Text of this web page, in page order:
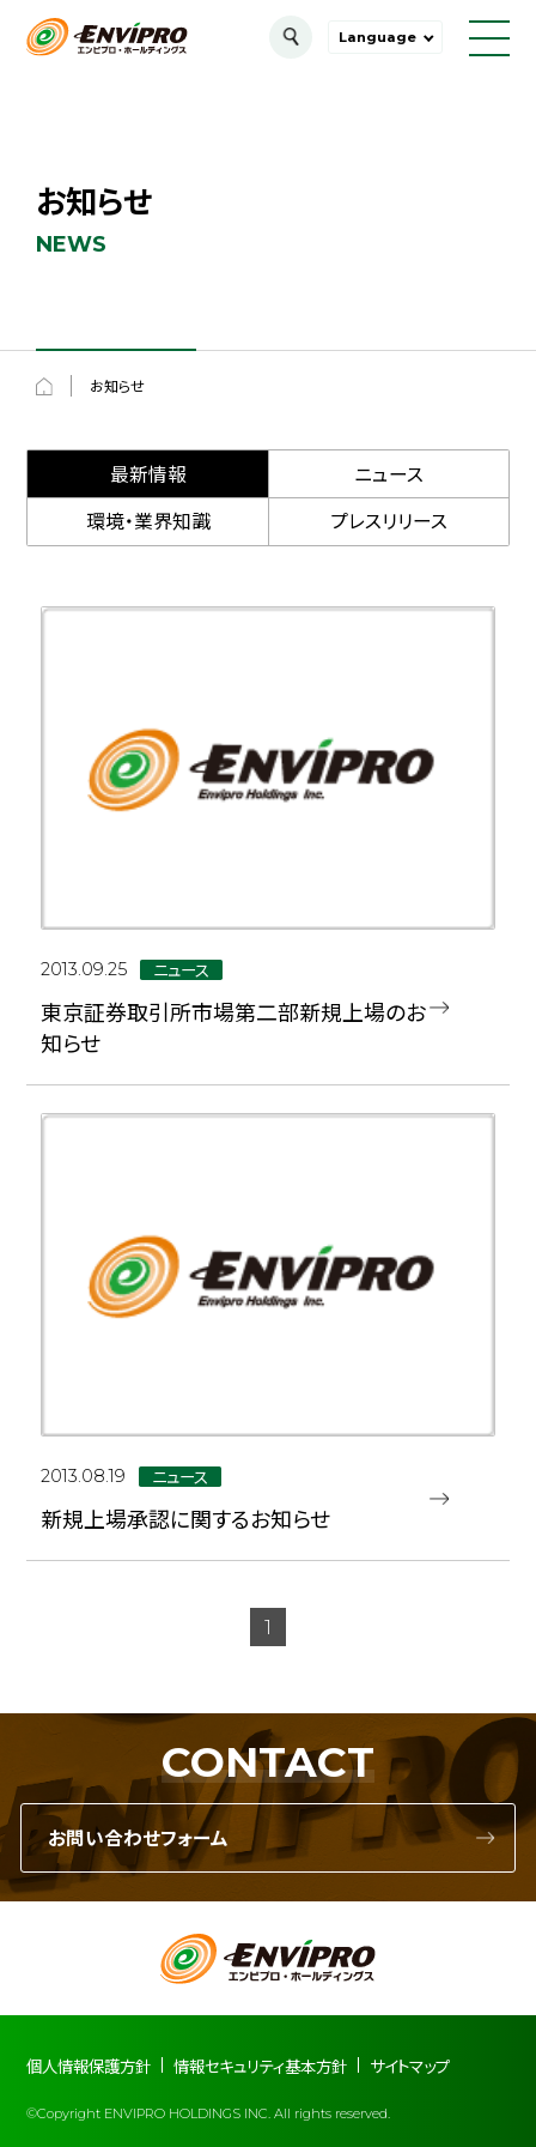
Language
Warning: Undefined property: WP_Post_Type::$taxonomy in
/home/envipro/envipro.jp/public_ht
ml/cms/wp-content/themes/envipro/archive-news.php
on line3
お知らせ
NEWS
お知らせ
最新情報
ニュース
環境・業界知識
プレスリリース
2013.09.25 ニュース
東京証券取引所市場第二部新規上場のお
知らせ
2013.08.19 ニュース
新規上場承認に関するお知らせ
1
CONTACT
お問い合わせフォーム
個人情報保護方針 情報セキュリティ基本方針 サイトマップ
©Copyright ENVIPRO HOLDINGS INC. All rights reserved.